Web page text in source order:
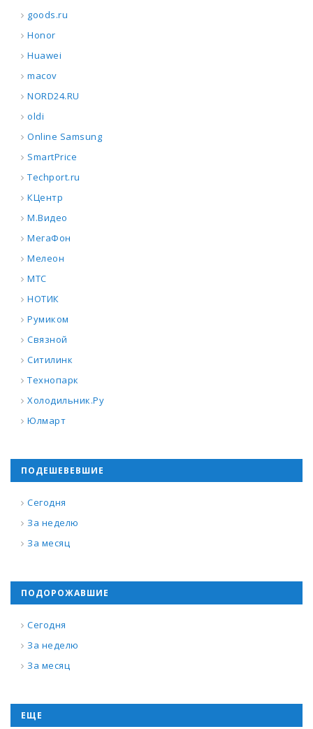
goods.ru
Honor
Huawei
macov
NORD24.RU
oldi
Online Samsung
SmartPrice
Techport.ru
КЦентр
М.Видео
МегаФон
Мелеон
МТС
НОТИК
Румиком
Связной
Ситилинк
Технопарк
Холодильник.Ру
Юлмарт
ПОДЕШЕВЕВШИЕ
Сегодня
За неделю
За месяц
ПОДОРОЖАВШИЕ
Сегодня
За неделю
За месяц
ЕЩЕ